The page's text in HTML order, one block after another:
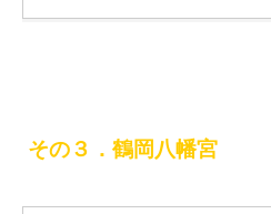
その３．鶴岡八幡宮